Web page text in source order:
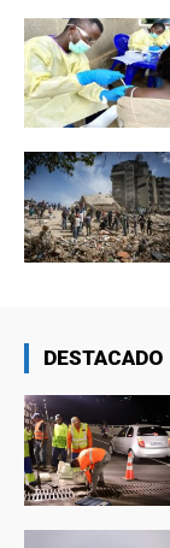
DESTACADO